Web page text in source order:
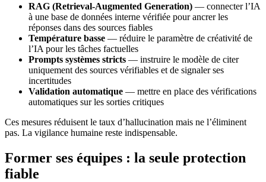
RAG (Retrieval-Augmented Generation) — connecter l’IA
à une base de données interne vérifiée pour ancrer les
réponses dans des sources fiables
Température basse — réduire le paramètre de créativité de
l’IA pour les tâches factuelles
Prompts systèmes stricts — instruire le modèle de citer
uniquement des sources vérifiables et de signaler ses
incertitudes
Validation automatique — mettre en place des vérifications
automatiques sur les sorties critiques
Ces mesures réduisent le taux d’hallucination mais ne l’éliminent
pas. La vigilance humaine reste indispensable.
Former ses équipes : la seule protection
fiable